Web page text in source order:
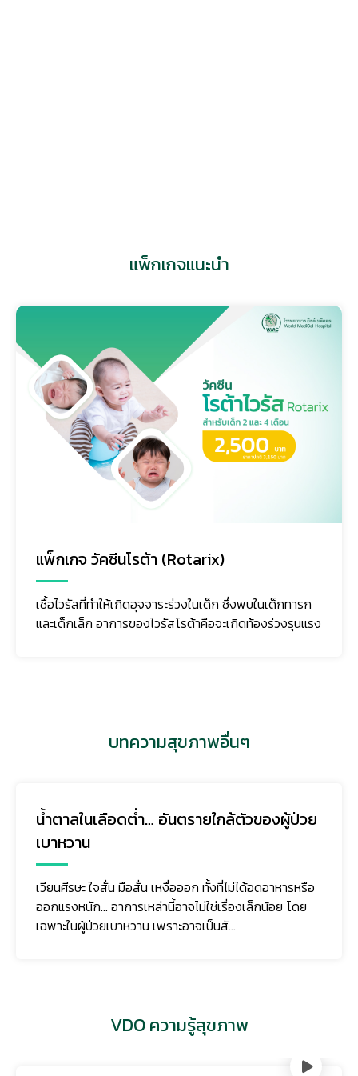
แพ็กเกจแนะนำ
แพ็กเกจ วัคซีนโรต้า (Rotarix)
เชื้อไวรัสที่ทำให้เกิดอุจจาระร่วงในเด็ก ซึ่งพบในเด็กทารก
และเด็กเล็ก อาการของไวรัสโรต้าคือจะเกิดท้องร่วงรุนแรง
บทความสุขภาพอื่นๆ
น้ำตาลในเลือดต่ำ… อันตรายใกล้ตัวของผู้ป่วย
เบาหวาน
เวียนศีรษะ ใจสั่น มือสั่น เหงื่อออก ทั้งที่ไม่ได้อดอาหารหรือ
ออกแรงหนัก... อาการเหล่านี้อาจไม่ใช่เรื่องเล็กน้อย โดย
เฉพาะในผู้ป่วยเบาหวาน เพราะอาจเป็นสั...
VDO ความรู้สุขภาพ